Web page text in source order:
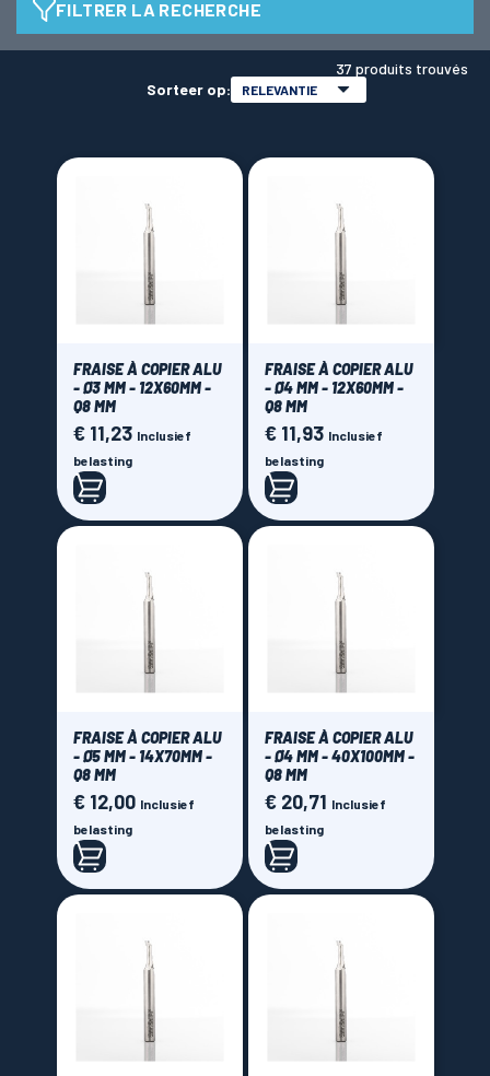
LAMES SCIES RUBAN
FILTRER LA RECHERCHE
Brand
Sistemi Klein(117)
37 produits trouvés
Sorteer op:
RELEVANTIE
FRAISE À COPIER ALU
- Ø3 MM - 12X60MM -
Q8 MM
Prijs
€ 11,23 Inclusief
belasting
FRAISE À COPIER ALU
- Ø4 MM - 12X60MM -
Q8 MM
Prijs
€ 11,93 Inclusief
belasting
FRAISE À COPIER ALU
- Ø5 MM - 14X70MM -
Q8 MM
Prijs
€ 12,00 Inclusief
belasting
FRAISE À COPIER ALU
- Ø4 MM - 40X100MM -
Q8 MM
Prijs
€ 20,71 Inclusief
belasting